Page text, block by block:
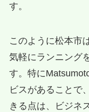
す。
このように松本市
気軽にランニング
す。特に
ビスがあることで
きる点は、ビジネ